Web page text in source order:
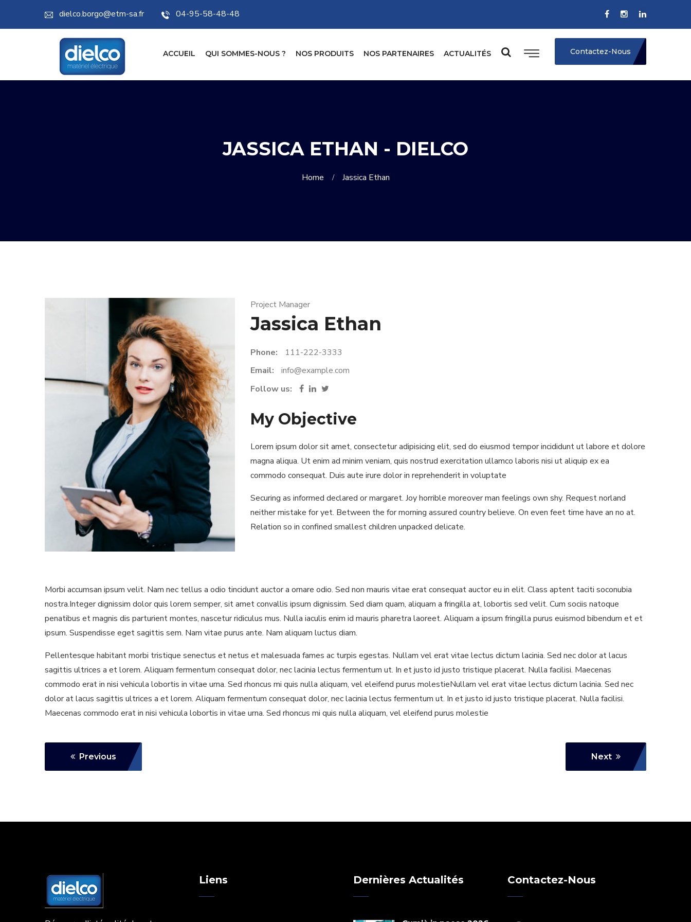
dielco.borgo@etm-sa.fr 04-95-58-48-48
ACCUEIL QUI SOMMES-NOUS ? NOS PRODUITS NOS PARTENAIRES ACTUALITÉS Contactez-Nous
JASSICA ETHAN - DIELCO
Home Jassica Ethan
Project Manager
Jassica Ethan
Phone:
111-222-3333
Email:
info@example.com
Follow us:
My Objective
Lorem ipsum dolor sit amet, consectetur adipisicing elit, sed do eiusmod tempor incididunt ut labore et dolore
magna aliqua. Ut enim ad minim veniam, quis nostrud exercitation ullamco laboris nisi ut aliquip ex ea
commodo consequat. Duis aute irure dolor in reprehenderit in voluptate
Securing as informed declared or margaret. Joy horrible moreover man feelings own shy. Request norland
neither mistake for yet. Between the for morning assured country believe. On even feet time have an no at.
Relation so in confined smallest children unpacked delicate.
Morbi accumsan ipsum velit. Nam nec tellus a odio tincidunt auctor a ornare odio. Sed non mauris vitae erat consequat auctor eu in elit. Class aptent taciti soconubia
nostra.Integer dignissim dolor quis lorem semper, sit amet convallis ipsum dignissim. Sed diam quam, aliquam a fringilla at, lobortis sed velit. Cum sociis natoque
penatibus et magnis dis parturient montes, nascetur ridiculus mus. Nulla iaculis enim id mauris pharetra laoreet. Aliquam a ipsum fringilla purus euismod bibendum et et
ipsum. Suspendisse eget sagittis sem. Nam vitae purus ante. Nam aliquam luctus diam.
Pellentesque habitant morbi tristique senectus et netus et malesuada fames ac turpis egestas. Nullam vel erat vitae lectus dictum lacinia. Sed nec dolor at lacus
sagittis ultrices a et lorem. Aliquam fermentum consequat dolor, nec lacinia lectus fermentum ut. In et justo id justo tristique placerat. Nulla facilisi. Maecenas
commodo erat in nisi vehicula lobortis in vitae urna. Sed rhoncus mi quis nulla aliquam, vel eleifend purus molestieNullam vel erat vitae lectus dictum lacinia. Sed nec
dolor at lacus sagittis ultrices a et lorem. Aliquam fermentum consequat dolor, nec lacinia lectus fermentum ut. In et justo id justo tristique placerat. Nulla facilisi.
Maecenas commodo erat in nisi vehicula lobortis in vitae urna. Sed rhoncus mi quis nulla aliquam, vel eleifend purus molestie
Previous Next
Liens Dernières Actualités Contactez-Nous